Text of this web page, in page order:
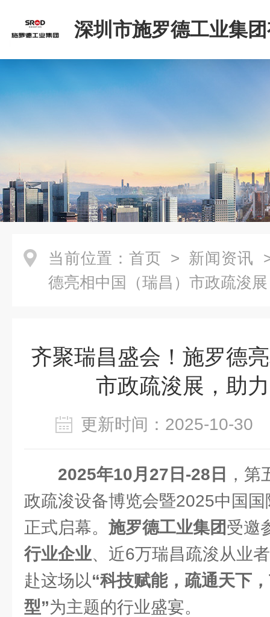
深圳市施罗德工业集
司
当前位置： 首页 > 新闻资讯
德亮相中国（瑞昌）市政疏浚
齐聚瑞昌盛会！施罗德
市政疏浚展，助
更新时间：2025-10-
2025年10月27日-28日
，
政疏浚设备博览会暨2025中国
正式启幕。 施罗德工业集团受邀
行业企业、近6万瑞昌疏浚从业
赴这场以“科技赋能，疏通天下
型”为主题的行业盛宴。